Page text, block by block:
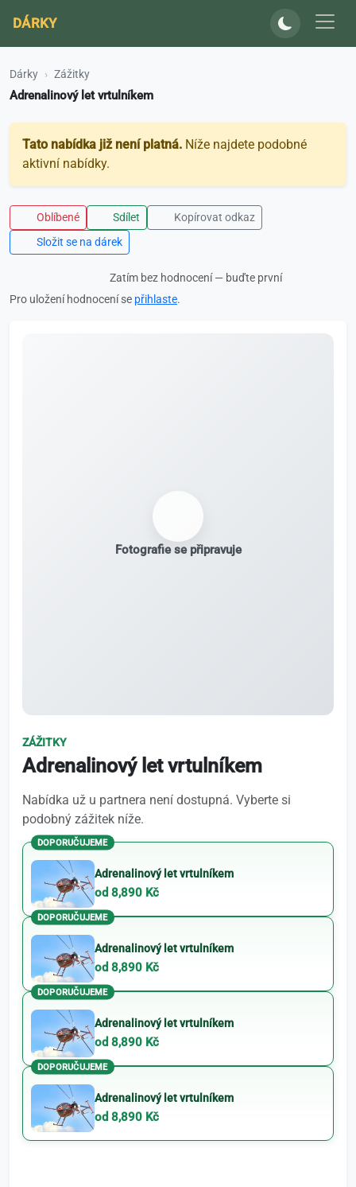
DÁRKY
Dárky Zážitky
Adrenalinový let vrtulníkem
Tato nabídka již není platná. Níže najdete podobné
aktivní nabídky.
Oblíbené Sdílet
Kopírovat odkaz
Složit se na dárek
Zatím bez hodnocení — buďte první
Pro uložení hodnocení se přihlaste.
Fotografie se připravuje
ZÁŽITKY
Adrenalinový let vrtulníkem
Nabídka už u partnera není dostupná. Vyberte si
podobný zážitek níže.
DOPORUČUJEME
Adrenalinový let vrtulníkem
od 8,890 Kč
DOPORUČUJEME
Adrenalinový let vrtulníkem
od 8,890 Kč
DOPORUČUJEME
Adrenalinový let vrtulníkem
od 8,890 Kč
DOPORUČUJEME
Adrenalinový let vrtulníkem
od 8,890 Kč